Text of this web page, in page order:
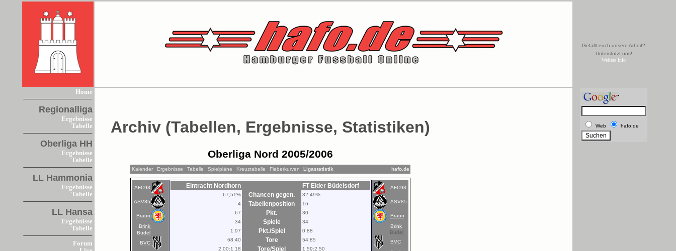
Gefällt euch unsere Arbeit?
Unterstützt uns!
Weitere Info
Home
Regionalliga
Ergebnisse
Tabelle
Oberliga HH
Ergebnisse
Tabelle
LL Hammonia
Ergebnisse
Tabelle
LL Hansa
Ergebnisse
Tabelle
Forum
Archiv (Tabellen, Ergebnisse, Statistiken)
Oberliga Nord 2005/2006
Kalender Ergebnisse Tabelle Spielpläne Kreuztabelle Fieberkurven Ligastatistik hafo.de
AFC93
ASV85
Braun
Brink
Büdel
BVC
Eintracht Nordhorn FT Eider Büdelsdorf
67,51% Chancen gegen.
32,49%
4
Tabellenposition
16
67
Pkt.
30
34
Spiele
34
1.97
Pkt./Spiel
0.88
68:40
Tore
54:85
2.00:1.18
Tore/Spiel
1.59:2.50
AFC93
ASV85
Braun
Brink
Büdel
BVC
Web hafo.de